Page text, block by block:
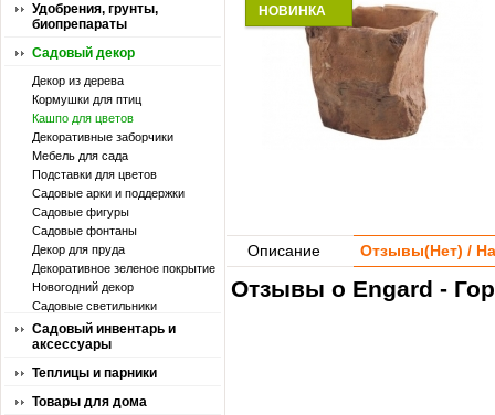
Удобрения, грунты,
биопрепараты
Садовый декор
Декор из дерева
Кормушки для птиц
Кашпо для цветов
Декоративные заборчики
Мебель для сада
Подставки для цветов
Садовые арки и поддержки
Садовые фигуры
Садовые фонтаны
Декор для пруда
Декоративное зеленое покрытие
Новогодний декор
Садовые светильники
Садовый инвентарь и
аксессуары
Теплицы и парники
Товары для дома
НОВИНКА
Описание Отзывы(Нет) /
Отзывы о Engard -